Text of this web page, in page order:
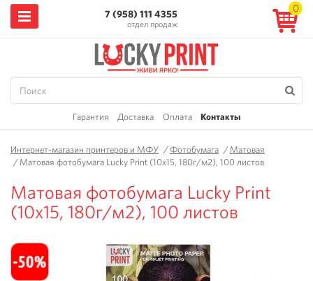
7 (958) 111 4355
отдел продаж
0
Гарантия Доставка Оплата Контакты
Интернет-магазин принтеров и МФУ /Фотобумага /Матовая
/Матовая фотобумага Lucky Print (10x15, 180г/м2), 100 листов
Матовая фотобумага Lucky Print
(10x15, 180г/м2), 100 листов